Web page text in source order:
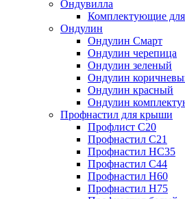
Ондувилла
Комплектующие
Ондулин
Ондулин Смарт
Ондулин черепица
Ондулин зеленый
Ондулин
Ондулин красный
Ондулин
Профнастил для крыши
Профлист С20
Профнастил С21
Профнастил НС35
Профнастил С44
Профнастил Н60
Профнастил Н75